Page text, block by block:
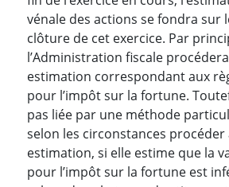
vénale des actions se fondra sur
clôture de cet exercice. Par
l’Administration fiscale
estimation correspondant aux
pour l’impôt sur la fortune.
pas liée par une méthode
selon les circonstances
estimation, si elle estime que la
pour l’impôt sur la fortune est